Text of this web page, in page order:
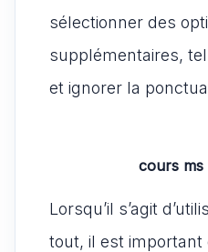
sélectionner des
supplémentaires,
et ignorer la
cours ms
Lorsqu’il s’agit
tout, il est important